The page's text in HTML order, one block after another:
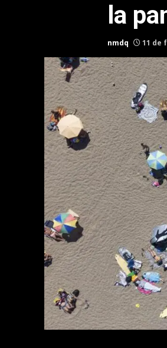
la
nmdq 11 de